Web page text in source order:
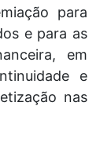
para
e para as
em
e
nas